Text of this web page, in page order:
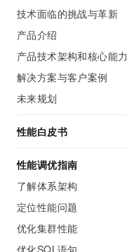
技术面临的挑战与革新
产品介绍
产品技术架构和核心能力
解决方案与客户案例
未来规划
性能白皮书
性能调优指南
了解体系架构
定位性能问题
优化集群性能
优化SQL语句